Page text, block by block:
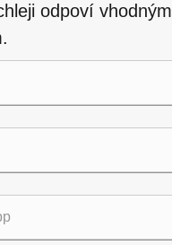
odpoví vhodným